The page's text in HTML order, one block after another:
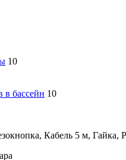
10
в бассейн 10
Кабель 5 м, Гайка,